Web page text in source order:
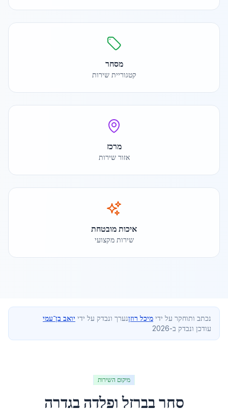
מסחר
קטגוריית שירות
מרכז
אזור שירות
איכות מובטחת
שירות מקצועי
נכתב ותוחקר על ידי מיכל רוזןנערך ונבדק על ידי יואב בן־עמי
עודכן ונבדק ב-2026
מיקום השירות
סחר בברזל ופלדה בגדרה